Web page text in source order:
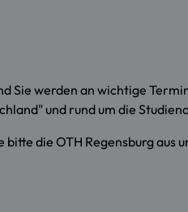
Sie werden an wichtige
und rund um die
bitte die OTH Regensburg aus